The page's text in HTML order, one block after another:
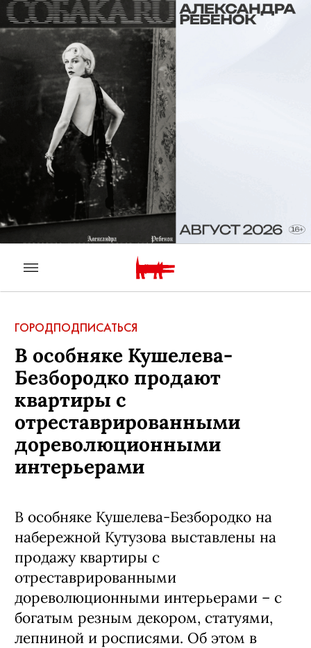
ГОРОДПОДПИСАТЬСЯ
В особняке Кушелева-
Безбородко продают
квартиры с
отреставрированными
дореволюционными
интерьерами
В особняке Кушелева-Безбородко на
набережной Кутузова выставлены на
продажу квартиры с
отреставрированными
дореволюционными интерьерами – с
богатым резным декором, статуями,
лепниной и росписями. Об этом в